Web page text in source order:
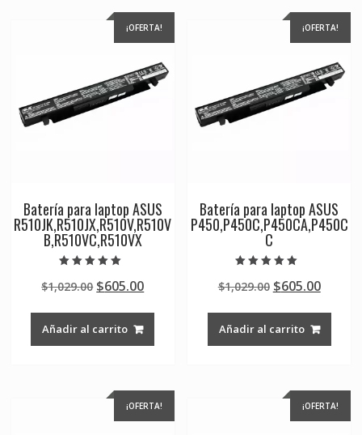
¡OFERTA!
Batería para laptop ASUS
R510JK,R510JX,R510V,R510V
B,R510VC,R510VX
5.00
de 5
$1,029.00 Original
was:
$1,029.00.
$605.00Current
Añadir al carrito
¡OFERTA!
Batería para laptop ASUS
P450,P450C,P450CA,P450C
C
5.00
de 5
$1,029.00 Original
was:
$1,029.00.
$605.00
Añadir al carrito
¡OFERTA! ¡OFERTA!